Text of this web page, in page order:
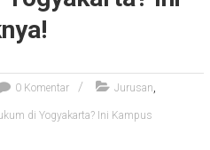
0 Komentar Jurusan,
di Yogyakarta? Ini Kampus